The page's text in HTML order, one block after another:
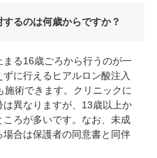
るのは何歳からですか？
る16歳ごろから行うのが一
に行えるヒアルロン酸注入
施術できます。クリニックに
は異なりますが、13歳以上か
ころが多いです。なお、未成
合は保護者の同意書と同伴